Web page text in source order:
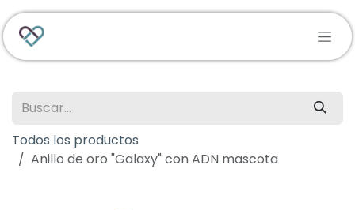
Ir al contenido
Todos los productos
Anillo de oro "Galaxy" con ADN mascota